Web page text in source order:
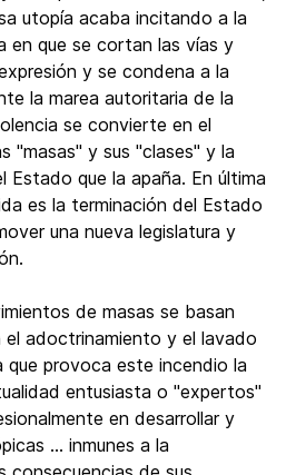
utopía acaba incitando a la
en que se cortan las vías y
y se condena a la
la marea autoritaria de la
se convierte en el
"masas" y sus "clases" y la
Estado que la apaña. En última
es la terminación del Estado
una nueva legislatura y
de masas se basan
adoctrinamiento y el lavado
que provoca este incendio la
entusiasta o "expertos"
en desarrollar y
... inmunes a la